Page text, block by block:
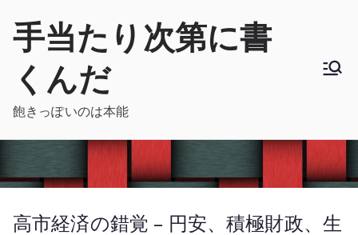
手当たり次第に書
くんだ
飽きっぽいのは本能
高市経済の錯覚 – 円安、積極財政、生